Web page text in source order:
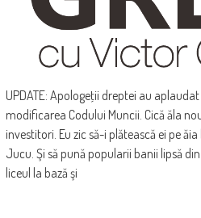
UPDATE: Apologeţii dreptei au
modificarea Codului Muncii. Cică ăla
investitori. Eu zic să-i plătească ei pe
Jucu. Şi să pună popularii banii lipsă
liceul la bază şi